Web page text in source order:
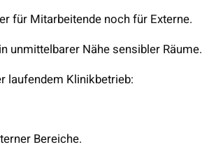
für Mitarbeitende noch für Externe.
unmittelbarer Nähe sensibler Räume.
laufendem Klinikbetrieb:
Bereiche.